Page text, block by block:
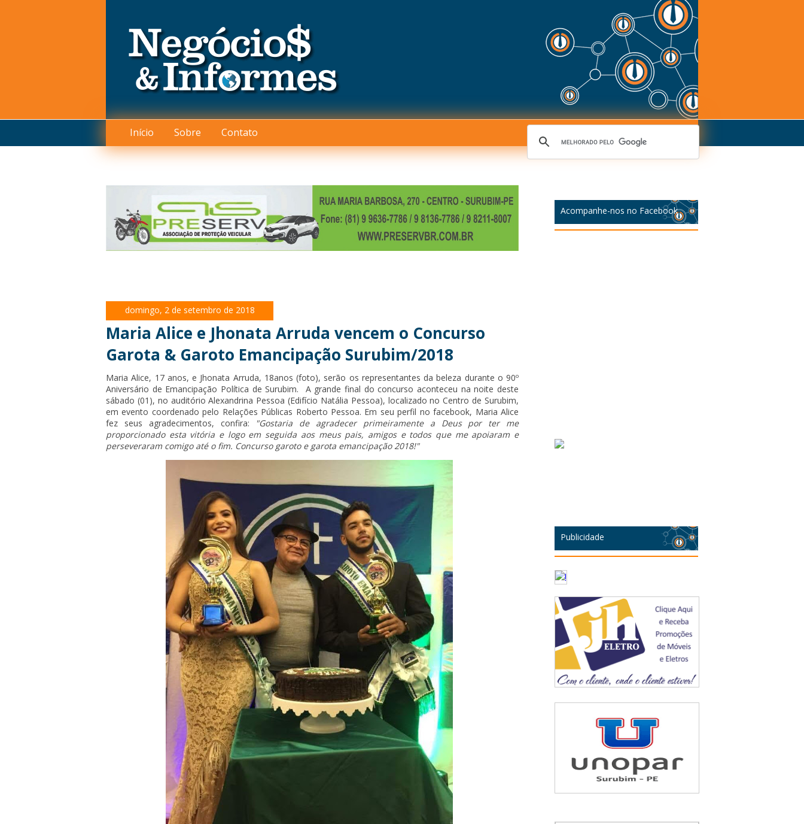
Início Sobre Contato
domingo, 2 de setembro de 2018
Maria Alice e Jhonata Arruda vencem o Concurso
Garota & Garoto Emancipação Surubim/2018
Maria Alice, 17 anos, e Jhonata Arruda, 18anos (foto), serão os representantes da beleza durante o 90º
Aniversário de Emancipação Política de Surubim. A grande final do concurso aconteceu na noite deste
sábado (01), no auditório Alexandrina Pessoa (Edifício Natália Pessoa), localizado no Centro de Surubim,
em evento coordenado pelo Relações Públicas Roberto Pessoa. Em seu perfil no facebook, Maria Alice
fez seus agradecimentos, confira:
"Gostaria de agradecer primeiramente a Deus por ter me
proporcionado esta vitória e logo em seguida aos meus pais, amigos e todos que me apoiaram e
perseveraram comigo até o fim. Concurso garoto e garota emancipação 2018!"
Acompanhe-nos no Facebook
Publicidade